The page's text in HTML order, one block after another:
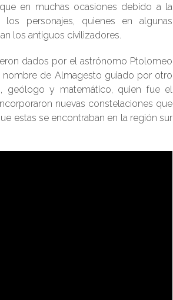
en muchas ocasiones debido a la
los personajes, quienes en algunas
los antiguos civilizadores.
dados por el astrónomo Ptolomeo
de Almagesto guiado por otro
geólogo y matemático, quien fue el
nuevas constelaciones que
estas se encontraban en la región sur